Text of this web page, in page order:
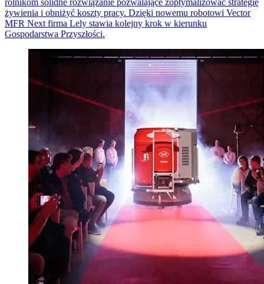
żywienia i obniżyć koszty pracy. Dzięki nowemu robotowi Vector
MFR Next firma Lely stawia kolejny krok w kierunku
Gospodarstwa Przyszłości.